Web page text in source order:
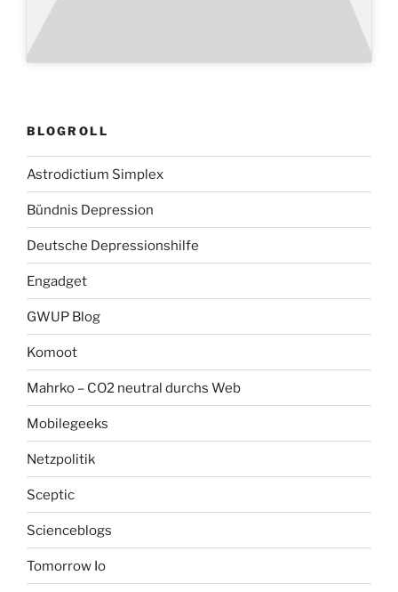
BLOGROLL
Astrodictium Simplex
Bündnis Depression
Deutsche Depressionshilfe
Engadget
GWUP Blog
Komoot
Mahrko – CO2 neutral durchs Web
Mobilegeeks
Netzpolitik
Sceptic
Scienceblogs
Tomorrow Io